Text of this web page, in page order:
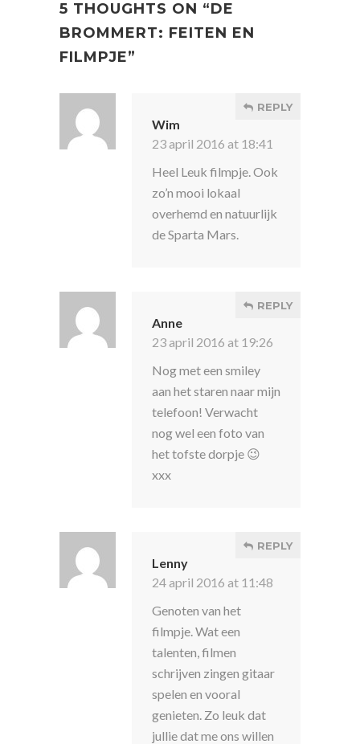
5 THOUGHTS ON “DE
BROMMERT: FEITEN EN
FILMPJE”
Wim
23 april 2016 at 18:41
REPLY
Heel Leuk filmpje. Ook
zo’n mooi lokaal
overhemd en natuurlijk
de Sparta Mars.
Anne
23 april 2016 at 19:26
REPLY
Nog met een smiley
aan het staren naar mijn
telefoon! Verwacht
nog wel een foto van
het tofste dorpje 😉
xxx
Lenny
24 april 2016 at 11:48
REPLY
Genoten van het
filmpje. Wat een
talenten, filmen
schrijven zingen gitaar
spelen en vooral
genieten. Zo leuk dat
jullie dat me ons willen